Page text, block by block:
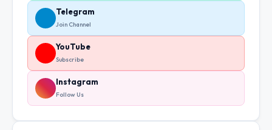
Telegram
Join Channel
YouTube
Subscribe
Instagram
Follow Us